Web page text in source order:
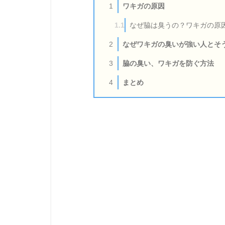
1 ワキガの原因
1.1 なぜ脇は臭うの？ワキガの原
2 なぜワキガの臭いが強い人とそ
3 脇の臭い、ワキガを防ぐ方法
4 まとめ